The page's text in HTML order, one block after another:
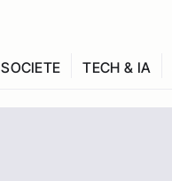
SOCIETE TECH & IA